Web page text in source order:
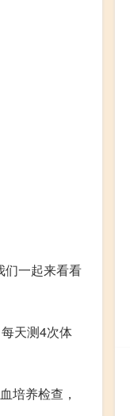
们一起来看看
天测4次体
培养检查，